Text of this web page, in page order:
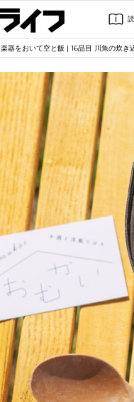
楽器をおいて空と飯 | 16品目 川魚の炊き